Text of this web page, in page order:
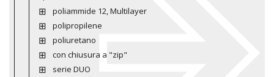
poliammide 12, Multilayer
polipropilene
poliuretano
con chiusura a "zip"
serie DUO